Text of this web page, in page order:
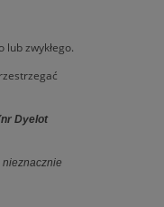
zwykłego.
Dyelot
nieznacznie